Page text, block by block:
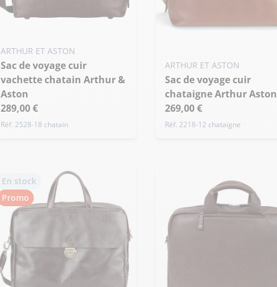
ARTHUR ET ASTON
Sac de voyage cuir
vachette chatain Arthur &
Aston
289,00 €
Réf. 2528-18 chatain
ARTHUR ET ASTON
Sac de voyage cuir
chataigne Arthur Aston
269,00 €
Réf. 2218-12 chataigne
En stock
Promo